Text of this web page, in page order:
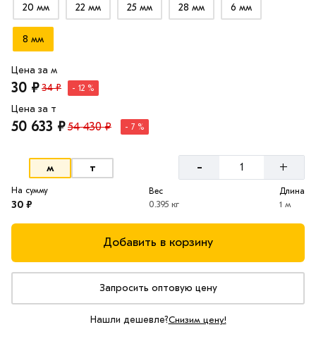
20 мм 22 мм 25 мм 28 мм 6 мм
8 мм
Цена за м
30 ₽34 ₽ - 12 %
Цена за т
50 633 ₽54 430 ₽ - 7 %
м т - +
На сумму
30 ₽
Вес
0.395 кг
Длина
1 м
Добавить в корзину
Запросить оптовую цену
Нашли дешевле?Снизим цену!